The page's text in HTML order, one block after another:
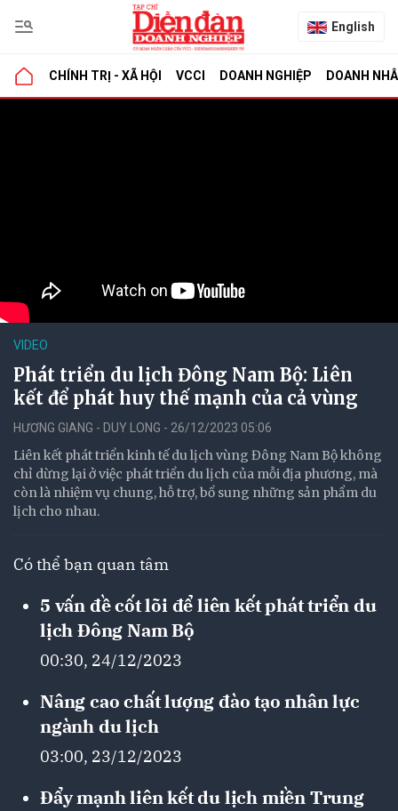
English
CHÍNH TRỊ - XÃ HỘI VCCI DOANH NGHIỆP DOANH
VIDEO
Phát triển du lịch Đông Nam Bộ: Liên
kết để phát huy thế mạnh của cả vùng
HƯƠNG GIANG - DUY LONG - 26/12/2023 05:06
Liên kết phát triển kinh tế du lịch vùng Đông Nam Bộ không
chỉ dừng lại ở việc phát triển du lịch của mỗi địa phương, mà
còn là nhiệm vụ chung, hỗ trợ, bổ sung những sản phẩm du
lịch cho nhau.
Có thể bạn quan tâm
5 vấn đề cốt lõi để liên kết phát triển du
lịch Đông Nam Bộ
00:30, 24/12/2023
Nâng cao chất lượng đào tạo nhân lực
ngành du lịch
03:00, 23/12/2023
Đẩy mạnh liên kết du lịch miền Trung